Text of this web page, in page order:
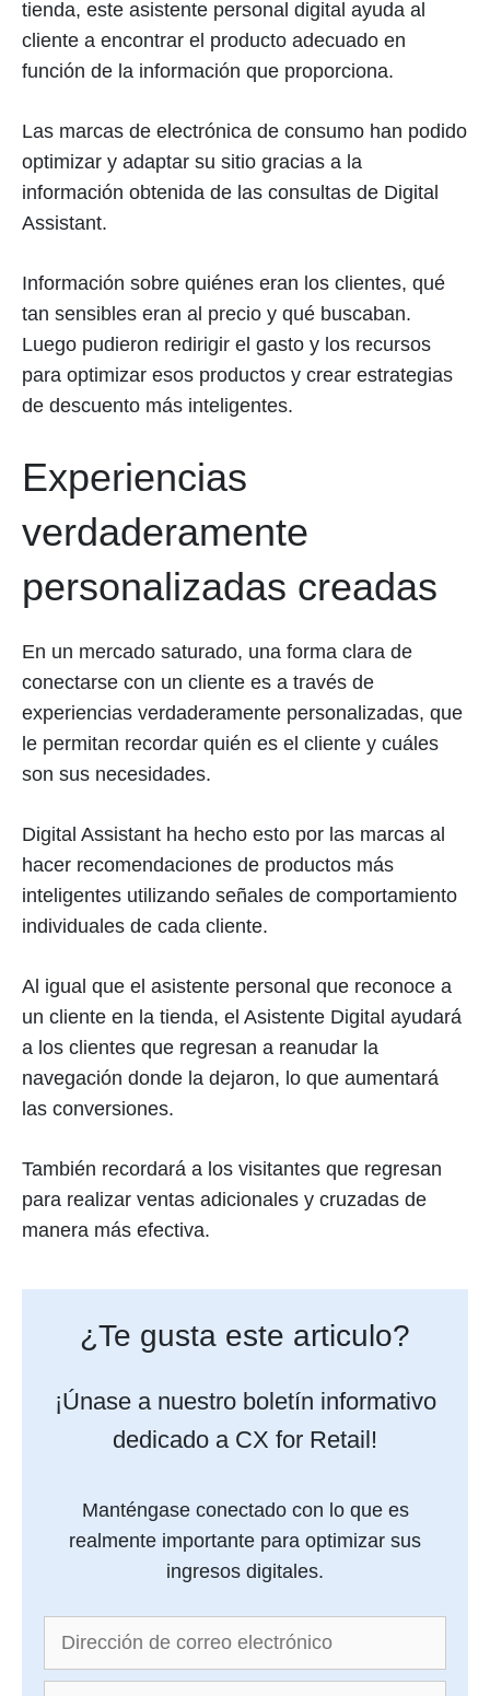
tienda, este asistente personal digital ayuda al
cliente a encontrar el producto adecuado en
función de la información que proporciona.
Las marcas de electrónica de consumo han podido
optimizar y adaptar su sitio gracias a la
información obtenida de las consultas de Digital
Assistant.
Información sobre quiénes eran los clientes, qué
tan sensibles eran al precio y qué buscaban.
Luego pudieron redirigir el gasto y los recursos
para optimizar esos productos y crear estrategias
de descuento más inteligentes.
Experiencias
verdaderamente
personalizadas creadas
En un mercado saturado, una forma clara de
conectarse con un cliente es a través de
experiencias verdaderamente personalizadas, que
le permitan recordar quién es el cliente y cuáles
son sus necesidades.
Digital Assistant ha hecho esto por las marcas al
hacer recomendaciones de productos más
inteligentes utilizando señales de comportamiento
individuales de cada cliente.
Al igual que el asistente personal que reconoce a
un cliente en la tienda, el Asistente Digital ayudará
a los clientes que regresan a reanudar la
navegación donde la dejaron, lo que aumentará
las conversiones.
También recordará a los visitantes que regresan
para realizar ventas adicionales y cruzadas de
manera más efectiva.
¿Te gusta este articulo?
¡Únase a nuestro boletín informativo
dedicado a CX for Retail!
Manténgase conectado con lo que es
realmente importante para optimizar sus
ingresos digitales.